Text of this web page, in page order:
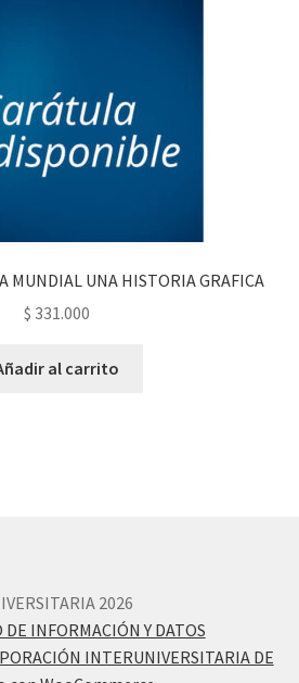
MUNDIAL UNA HISTORIA GRAFICA
$ 331.000
al carrito
2026
INFORMACIÓN Y DATOS
INTERUNIVERSITARIA DE